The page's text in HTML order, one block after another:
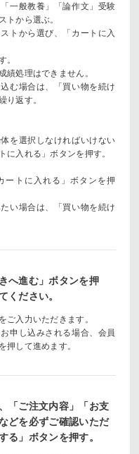
一般教養」「論作文」受験
トから選ぶ。
から選び、「カートに入
処理はできません。
む場合は、「買い物を続け
り返す。
を選択しなければいけない
に入れる」ボタンを押す。
トに入れる」ボタンを押
場合は、「買い物を続け
へ進む」ボタンを押
ください。
入力いただきます。
申し込みされる場合、会員
押して進めます。
「ご注文内容」「お支
どを必ずご確認いただ
る」ボタンを押す。